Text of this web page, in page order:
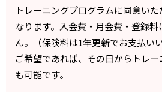
トレーニングプログラムに同意い
なります。入会費・月会費・登録
ん。（保険料は1年更新でお支払い
ご希望であれば、その日からトレ
も可能です。